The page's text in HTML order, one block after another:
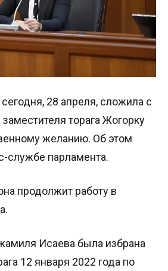
28 апреля, сложила с
торага Жогорку
желанию. Об этом
службе парламента.
продолжит работу в
Исаева была избрана
12 января 2022 года по